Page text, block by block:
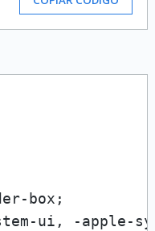
box;
ui, -apple-